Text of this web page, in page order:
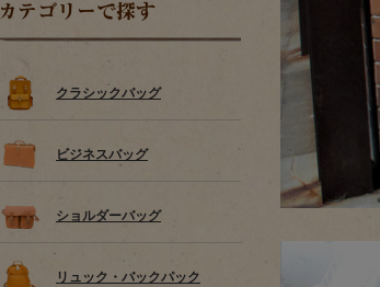
カテゴリーで探す
クラシックバッグ
ビジネスバッグ
ショルダーバッグ
リュック・バックパック